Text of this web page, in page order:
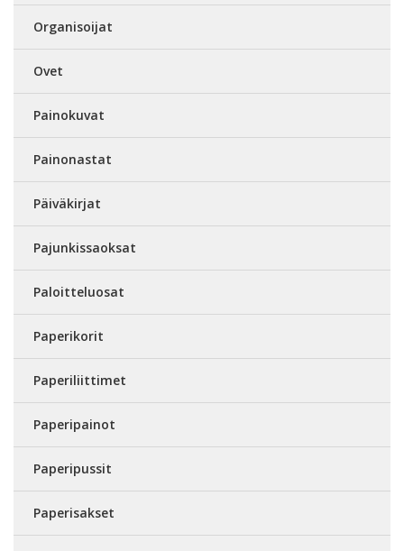
Organisoijat
Ovet
Painokuvat
Painonastat
Päiväkirjat
Pajunkissaoksat
Paloitteluosat
Paperikorit
Paperiliittimet
Paperipainot
Paperipussit
Paperisakset